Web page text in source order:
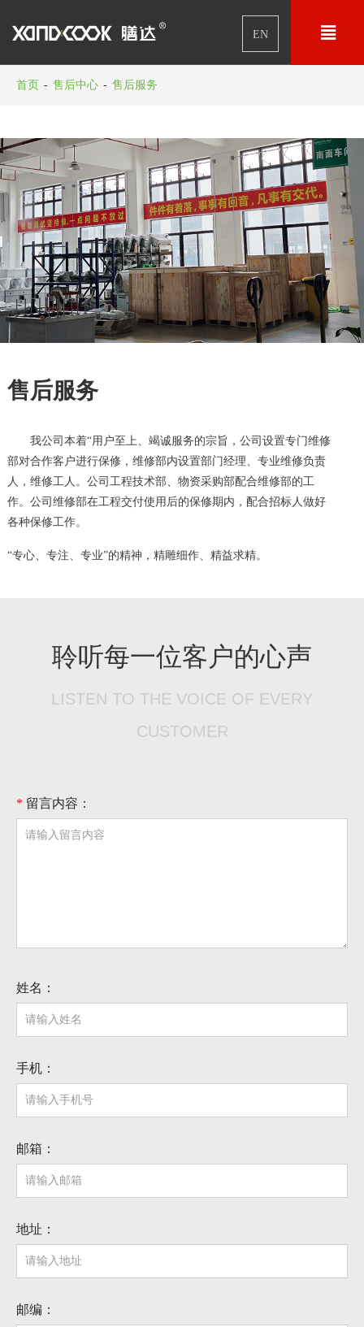

EN
首页 - 售后中心 - 售后服务
售后服务
我公司本着“用户至上、竭诚服务的宗旨，公司设置专门维修
部对合作客户进行保修，维修部内设置部门经理、专业维修负责
人，维修工人。公司工程技术部、物资采购部配合维修部的工
作。公司维修部在工程交付使用后的保修期内，配合招标人做好
各种保修工作。
“专心、专注、专业”的精神，精雕细作、精益求精。
聆听每一位客户的心声
LISTEN TO THE VOICE OF EVERY
CUSTOMER
* 留言内容：
姓名：
手机：
邮箱：
地址：
邮编：